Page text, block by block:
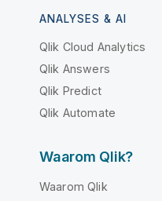
ANALYSES & AI
Qlik Cloud Analytics
Qlik Answers
Qlik Predict
Qlik Automate
Waarom Qlik?
Waarom Qlik